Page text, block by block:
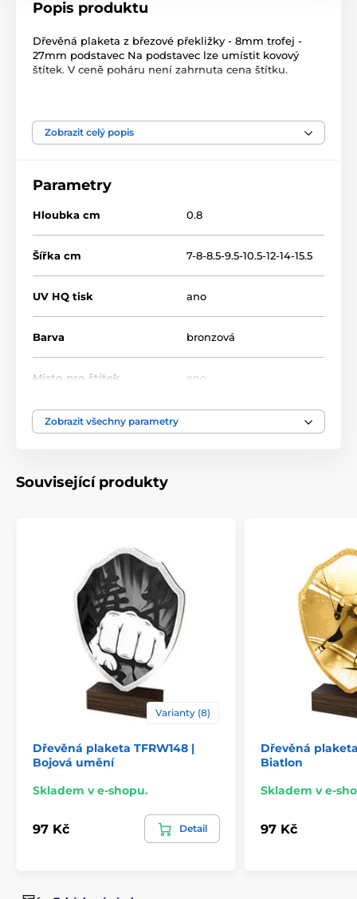
Popis produktu
Dřevěná plaketa z březové překližky - 8mm trofej -
27mm podstavec Na podstavec lze umístit kovový
štítek. V ceně poháru není zahrnuta cena štítku.
Golf Dřevěné plakety TFRW 0-432
Zobrazit celý popis
Parametry
Hloubka cm 0.8
Šířka cm 7-8-8.5-9.5-10.5-12-14-15.5
UV HQ tisk ano
Barva bronzová
Místo pro štítek ano
Výška cm
20-22
Motiv
Způsob personalizace
Zobrazit všechny parametry
Související produkty
Varianty (8)
Dřevěná plaketa TFRW148 |
Bojová umění
Skladem v e-shopu.
97 Kč Detail
Dřevěná
Biatlon
Skladem v e-
97 Kč